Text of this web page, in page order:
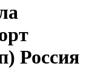
Россия